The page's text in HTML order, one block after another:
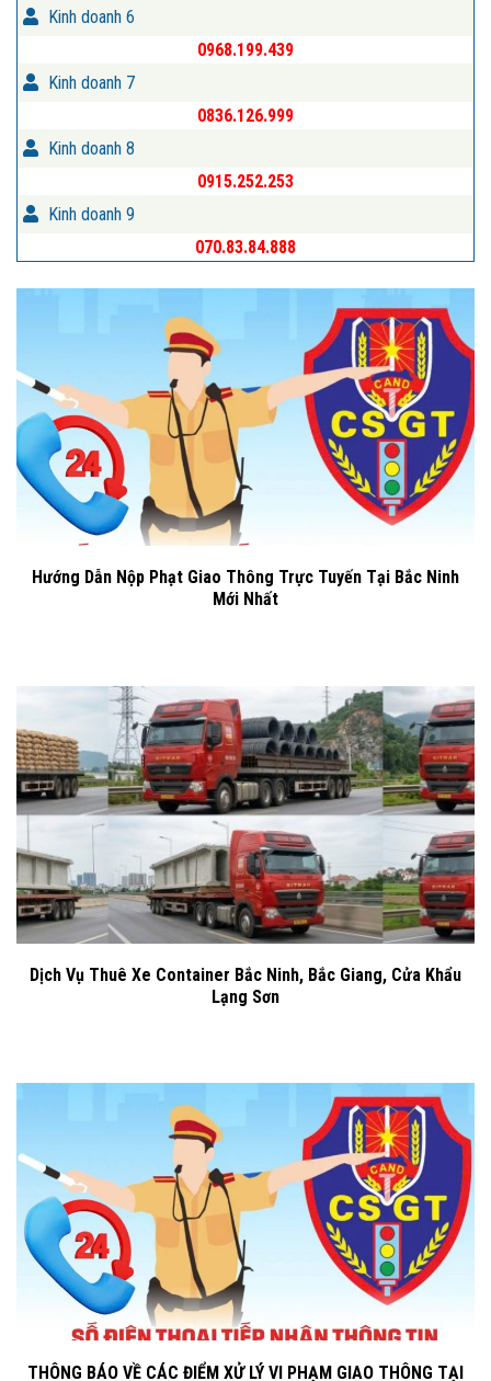
Kinh doanh 6
0968.199.439
Kinh doanh 7
0836.126.999
Kinh doanh 8
0915.252.253
Kinh doanh 9
070.83.84.888
Hướng Dẫn Nộp Phạt Giao Thông Trực Tuyến Tại Bắc Ninh
Mới Nhất
Dịch Vụ Thuê Xe Container Bắc Ninh, Bắc Giang, Cửa Khẩu
Lạng Sơn
THÔNG BÁO VỀ CÁC ĐIỂM XỬ LÝ VI PHẠM GIAO THÔNG TẠI